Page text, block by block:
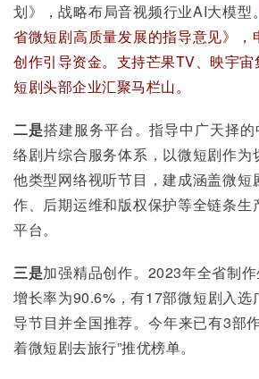
划》，战略布局音视频行业AI大模型
省微短剧高质量发展的指导意见》，
创作引导资金。支持芒果TV、映宇
短剧头部企业汇聚马栏山。
二是搭建服务平台。指导中广天择
络剧片综合服务体系，以微短剧作为
他类型网络视听节目，建成涵盖微短
作、后期运维和版权保护等全链条生
平台。
三是加强精品创作。2023年全省制
增长率为90.6%，有17部微短剧入选
导节目并全国推荐。今年来已有3部
着微短剧去旅行”推优榜单。